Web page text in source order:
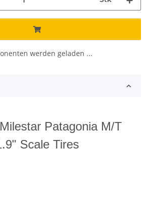
werden geladen ...
Patagonia M/T
Scale Tires